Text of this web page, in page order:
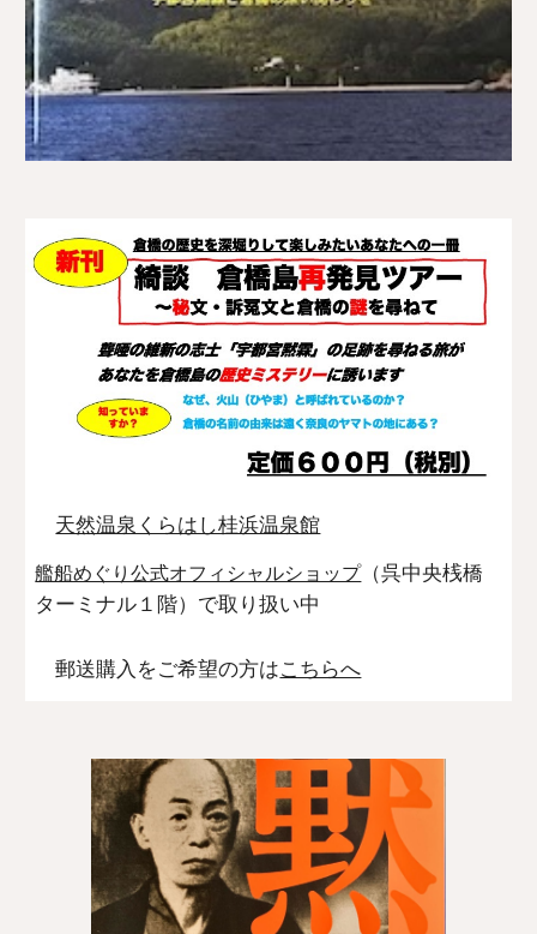
天然温泉くらはし桂浜温泉館
艦船めぐり公式オフィシャルショップ（呉中央桟橋
ターミナル１階） で取り扱い中
郵送購入をご希望の方はこちらへ